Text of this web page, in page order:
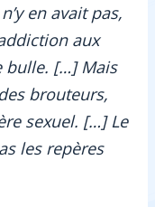
en avait pas,
aux
bulle. […] Mais
brouteurs,
sexuel. […] Le
les repères